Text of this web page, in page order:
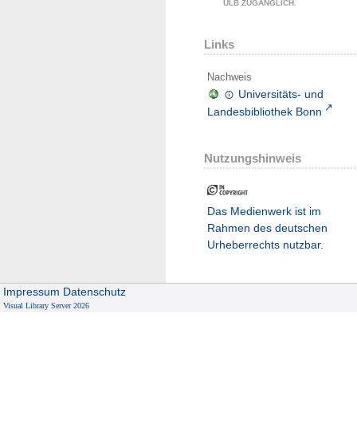
ULB ZUGÄNGLICH.
Links
Nachweis
Universitäts- und
Landesbibliothek Bonn
Nutzungshinweis
Das Medienwerk ist im
Rahmen des deutschen
Urheberrechts nutzbar.
Impressum Datenschutz
Visual Library Server 2026